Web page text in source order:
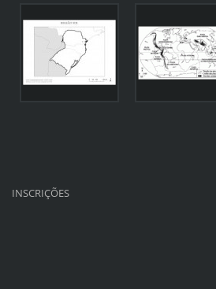
INSCRIÇÕES